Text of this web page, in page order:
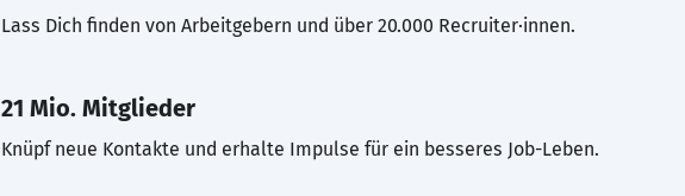
Lass Dich finden von Arbeitgebern und über 20.000 Recruiter·innen.
21 Mio. Mitglieder
Knüpf neue Kontakte und erhalte Impulse für ein besseres Job-Leben.